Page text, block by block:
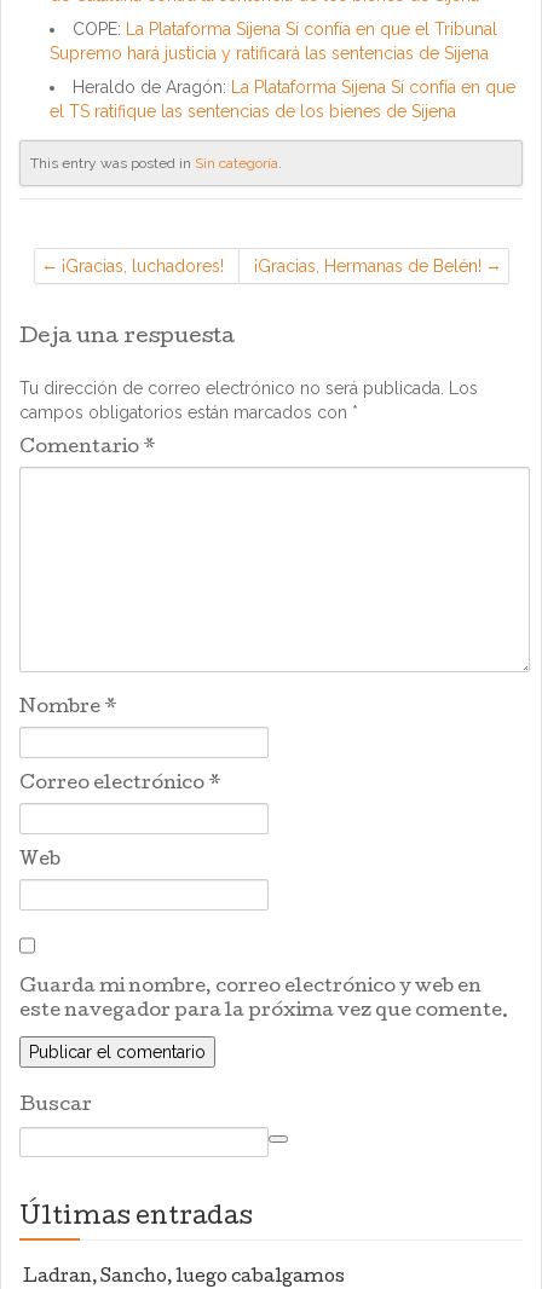
COPE: La Plataforma Sijena Sí confía en que el Tribunal
Supremo hará justicia y ratificará las sentencias de Sijena
Heraldo de Aragón: La Plataforma Sijena Sí confía en que
el TS ratifique las sentencias de los bienes de Sijena
This entry was posted in Sin categoría.
¡Gracias, luchadores! ¡Gracias, Hermanas de Belén!
Deja una respuesta
Tu dirección de correo electrónico no será publicada. Los
campos obligatorios están marcados con *
Comentario *
Nombre *
Correo electrónico *
Web
Guarda mi nombre, correo electrónico y web en
este navegador para la próxima vez que comente.
Buscar
Últimas entradas
Ladran, Sancho, luego cabalgamos